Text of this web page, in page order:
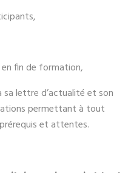
fin de formation,
sa lettre d’actualité et son
permettant à tout
et attentes.